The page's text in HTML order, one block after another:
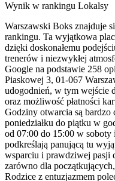
Wynik w rankingu Lokalsy
Warszawski Boks znajduje
rankingu. Ta wyjątkowa
dzięki doskonałemu
trenerów i niezwykłej
Google na podstawie 258
Piaskowej 3, 01-067
udogodnień, w tym wejście
oraz możliwość płatności
Godziny otwarcia są bardzo
poniedziałku do piątku w
od 07:00 do 15:00 w
podkreślają panującą tu
wsparciu i prawdziwej pasji
zarówno dla
Rodzice z entuzjazmem